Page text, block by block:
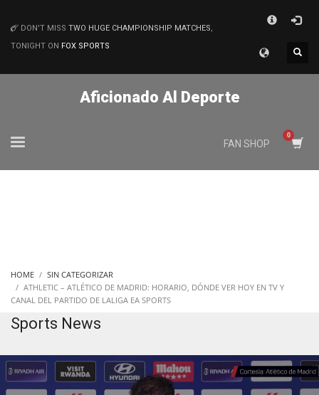
MATCHES
DON'T MISS TWO HUGE CHAMPIONSHIP MATCHES,
TONIGHT ON FOX SPORTS
Aficionado Al Deporte
FAN SHOP
HOME
SIN CATEGORIZAR
ATHLETIC – ATLÉTICO DE MADRID: HORARIO, DÓNDE VER HOY EN TV Y
CANAL DEL PARTIDO DE LALIGA EA SPORTS
Sports News